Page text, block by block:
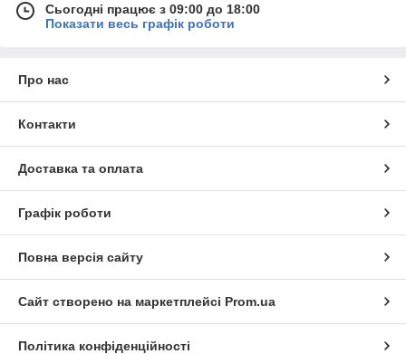
Сьогодні працює з 09:00 до 18:00
Показати весь графік роботи
Про нас
Контакти
Доставка та оплата
Графік роботи
Повна версія сайту
Сайт створено на маркетплейсі Prom.ua
Політика конфіденційності